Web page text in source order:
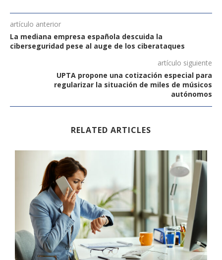
artículo anterior
La mediana empresa española descuida la
ciberseguridad pese al auge de los ciberataques
artículo siguiente
UPTA propone una cotización especial para
regularizar la situación de miles de músicos
autónomos
RELATED ARTICLES